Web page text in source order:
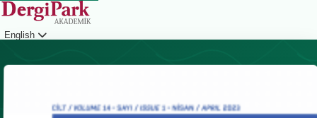
English